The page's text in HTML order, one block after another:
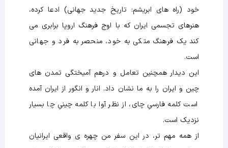
خود (راه های ابریشم: تاریخ جدید جهانی) ادعا کرده،
هنرهای تجسمی ایران که با اوج فرهنگ اروپا برابری می
کند یک فرهنگ متکی به خود، منحصر به فرد و جهانی
است.
این دیدار همچنین تعامل و درهم آمیختگی تمدن های
چین و ایران را به ما نشان داد. انار و انگور از ایران آمده
است کلمه فارسیِ چای، از نظر آوا با کلمه چینیِ چا بسیار
نزدیک است.
از همه مهم تر، در این سفر من چهره ی واقعی ایرانیان